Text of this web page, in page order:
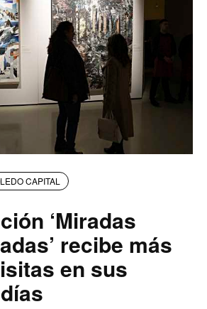
CAPITAL
‘Miradas
recibe más
en sus